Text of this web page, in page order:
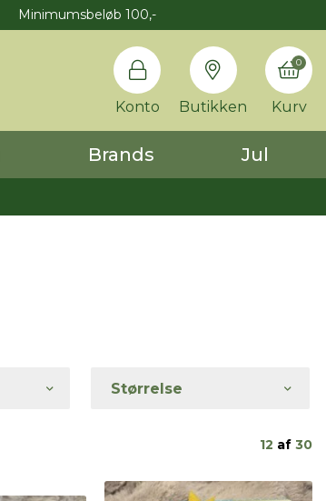
Minimumsbeløb 100,-
Konto Butikken Kurv
0
Brands Jul
Størrelse
12 af 30